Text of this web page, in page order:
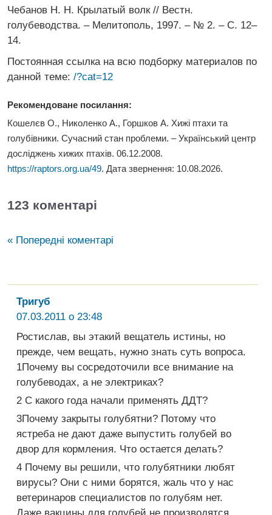
Чебанов Н. Н. Крылатый волк // Вестн.
голубеводства. – Мелитополь, 1997. – № 2. – С. 12–
14.
Постоянная ссылка на всю подборку материалов по
данной теме: /?cat=12
Рекомендоване посилання:
Кошелєв О., Николенко А., Горшков А. Хижi птахи та
голубівники. Сучасний стан проблеми. – Український центр
досліджень хижих птахів. 06.12.2008.
https://raptors.org.ua/49. Дата звернення: 10.08.2026.
123 коментарі
« Попередні коментарі
Тригуб
07.03.2011 о 23:48
Ростислав, вы этакий вещатель истины, но
прежде, чем вещать, нужно знать суть вопроса.
1Почему вы сосредоточили все внимание на
голубеводах, а не электриках?
2 С какого года начали применять ДДТ?
3Почему закрыты голубятни? Потому что
ястреба не дают даже выпустить голубей во
двор для кормления. Что остается делать?
4 Почему вы решили, что голубятники любят
вирусы? Они с ними борятся, жаль что у нас
ветеринаров специалистов по голубям нет.